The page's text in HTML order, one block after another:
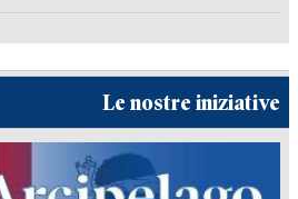
Le nostre iniziative